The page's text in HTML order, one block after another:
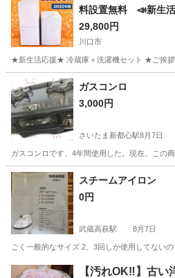
料設置無料 📣新生
29,800円
川口市
★新生活応援★ 冷蔵庫＋洗濯機セット ★ご挨拶
埼玉 川口市 生活家電
ガスコンロ
3,000円
さいたま新都心駅8月7日
ガスコンロです、4年間使用した。現在、この
埼玉 さいたま市 さいたま新都心駅
スチームアイロン
0円
武蔵高萩駅 8月7日
ごく一般的なサイズ 2、3回しか使用してない
埼玉 日高市 武蔵高萩駅 その他
【汚れOK‼️】古い